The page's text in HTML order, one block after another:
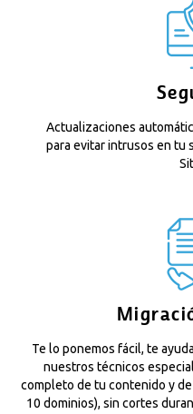
Actualizaciones
para evitar intrusos en tu
Te lo ponemos fácil, te
nuestros técnicos
completo de tu contenido y
10 dominios), sin cortes